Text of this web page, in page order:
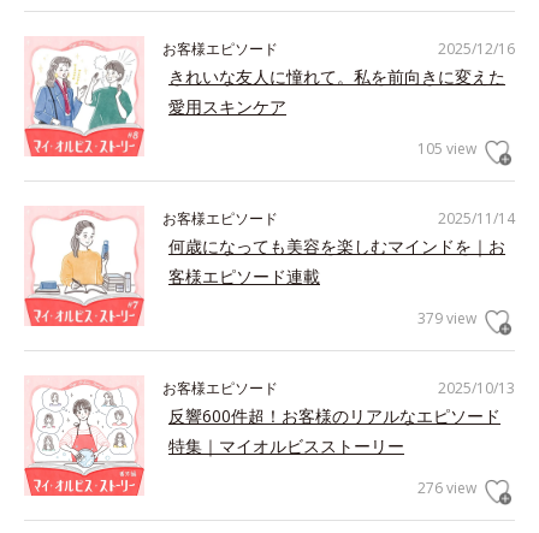
2025/12/16
お客様エピソード
きれいな友人に憧れて。私を前向きに変えた
愛用スキンケア
105 view
2025/11/14
お客様エピソード
何歳になっても美容を楽しむマインドを｜お
客様エピソード連載
379 view
2025/10/13
お客様エピソード
反響600件超！お客様のリアルなエピソード
特集｜マイオルビスストーリー
276 view